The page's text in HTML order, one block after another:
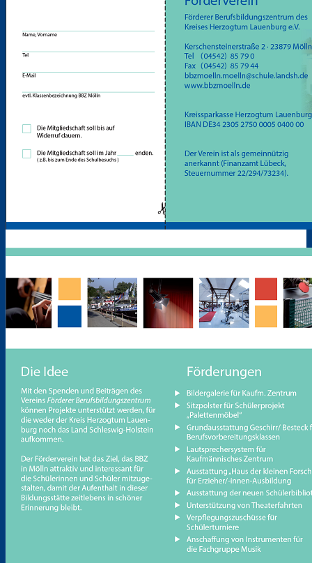
Berufsausbildung im Dualen System
Berufsfelderprobung (Werkstatttage)
Berufsvorbereitung / AV-SH ohne ESA
Berufliches Gymnasium
Fachschule
Berufsfachschule III
AV-SH mit ESA, ehem. BFS I
Bik-DaZ
Zusatzqualifikationen
Schweißkurse DVS
Zertifizierungskurs Ausbildung der